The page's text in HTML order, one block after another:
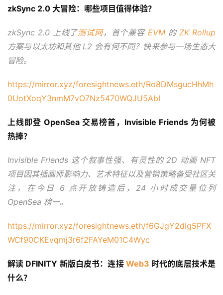
zkSync 2.0 大冒险：哪些项目值得体验？
zkSync 2.0 上线了测试网，首个兼容 EVM 的 ZK Rollup
方案与以太坊和其他 L2 会有何不同？快来参与一场生态大
冒险。
https://mirror.xyz/foresightnews.eth/Ro8DMsgucHhMh
0UotXoqY3nmM7vO7Nz5470WQJU5AbI
上线即登 OpenSea 交易榜首，Invisible Friends 为何被
热捧？
Invisible Friends 这个叙事性强、有灵性的 2D 动画 NFT
项目因其插画师影响力、艺术特征以及营销策略备受社区关
注，在今日 6 点开放铸造后，24 小时成交量位列
OpenSea 榜一。
https://mirror.xyz/foresightnews.eth/f6GJgY2dIg5PFX
WCf90CKEvqmj3r6f2FAYeM01C4Wyc
解读 DFINITY 新版白皮书：连接 Web3 时代的底层技术是
什么？